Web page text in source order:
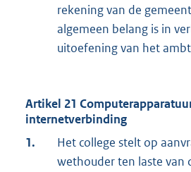
rekening van de
algemeen belang is in
uitoefening van het
Artikel 21
internetverbinding
1.
Het college stelt op
wethouder ten laste van